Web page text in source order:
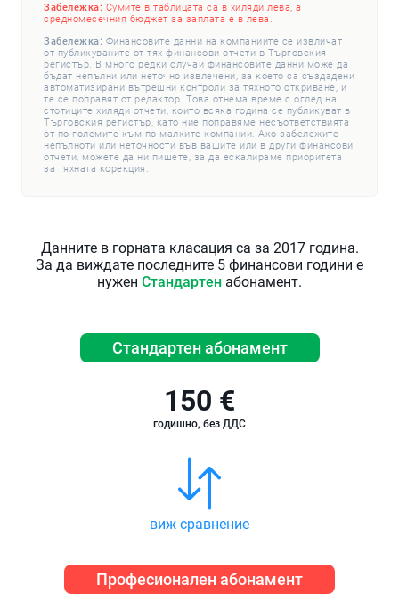
Забележка: Сумите в таблицата са в хиляди лева, а
средномесечния бюджет за заплата е в лева.
Забележка: Финансовите данни на компаниите се извличат
от публикуваните от тях финансови отчети в Търговския
регистър. В много редки случаи финансовите данни може да
бъдат непълни или неточно извлечени, за което са създадени
автоматизирани вътрешни контроли за тяхното откриване, и
те се поправят от редактор. Това отнема време с оглед на
стотиците хиляди отчети, които всяка година се публикуват в
Търговския регистър, като ние поправяме несъответствията
от по-големите към по-малките компании. Ако забележите
непълноти или неточности във вашите или в други финансови
отчети, можете да ни пишете, за да ескалираме приоритета
за тяхната корекция.
Данните в горната класация са за 2017 година.
За да виждате последните 5 финансови години е
нужен Стандартен абонамент.
Стандартен абонамент
150 €
годишно, без ДДС
виж сравнение
Професионален абонамент